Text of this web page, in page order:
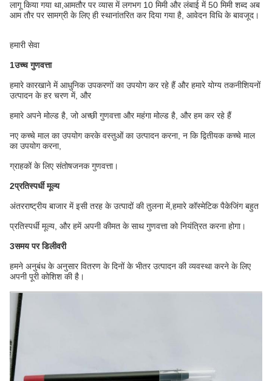
लागू किया गया था,आमतौर पर व्यास में लगभग 10 मिमी और लंबाई में 50 मिमी शब्द अब
आम तौर पर सामग्री के लिए ही स्थानांतरित कर दिया गया है, आवेदन विधि के बावजूद।
हमारी सेवा
1उच्च गुणवत्ता
हमारे कारखाने में आधुनिक उपकरणों का उपयोग कर रहे हैं और हमारे योग्य तकनीशियनों
उत्पादन के हर चरण में, और
हमारे अपने मोल्ड है, जो अच्छी गुणवत्ता और महंगा मोल्ड है, और हम कर रहे हैं
नए कच्चे माल का उपयोग करके वस्तुओं का उत्पादन करना, न कि द्वितीयक कच्चे माल
का उपयोग करना,
ग्राहकों के लिए संतोषजनक गुणवत्ता।
2प्रतिस्पर्धी मूल्य
अंतरराष्ट्रीय बाजार में इसी तरह के उत्पादों की तुलना में,हमारे कॉस्मेटिक पैकेजिंग बहुत
प्रतिस्पर्धी मूल्य, और हमें अपनी कीमत के साथ गुणवत्ता को नियंत्रित करना होगा।
3समय पर डिलीवरी
हमने अनुबंध के अनुसार वितरण के दिनों के भीतर उत्पादन की व्यवस्था करने के लिए
अपनी पूरी कोशिश की है।